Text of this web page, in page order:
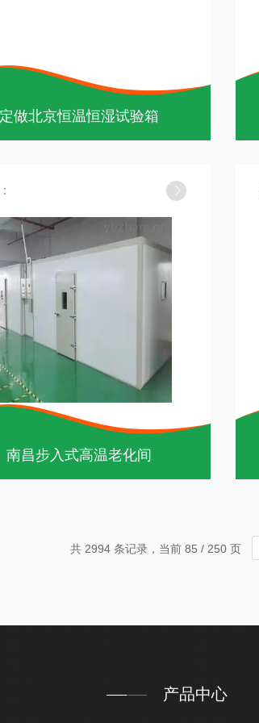
定做北京恒温恒湿试验箱
南昌步入式高温老化间
共 2994 条记录，当前 85 / 250 页
产品中心